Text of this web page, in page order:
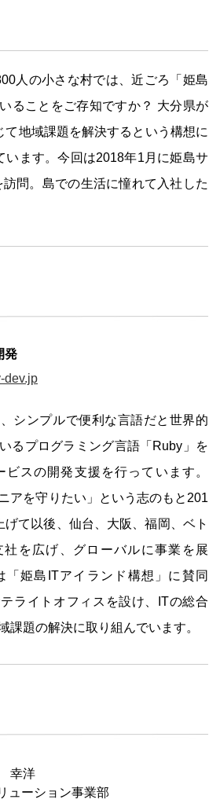
人の小さな村では、近ごろ「姫島
ることをご存知ですか？ 大分県が
地域課題を解決するという構想に
ます。今回は2018年1月に姫島サ
問。島での生活に憧れて入社した
発
dev.jp
シンプルで便利な言語だと世界的
るプログラミング言語「Ruby」を
ビスの開発支援を行っています。
アを守りたい」という志のもと201
げて以後、仙台、大阪、福岡、ベト
社を広げ、グローバルに事業を展
「姫島ITアイランド構想」に賛同
ライトオフィスを設け、ITの総合
課題の解決に取り組んでいます。
幸洋
ューション事業部